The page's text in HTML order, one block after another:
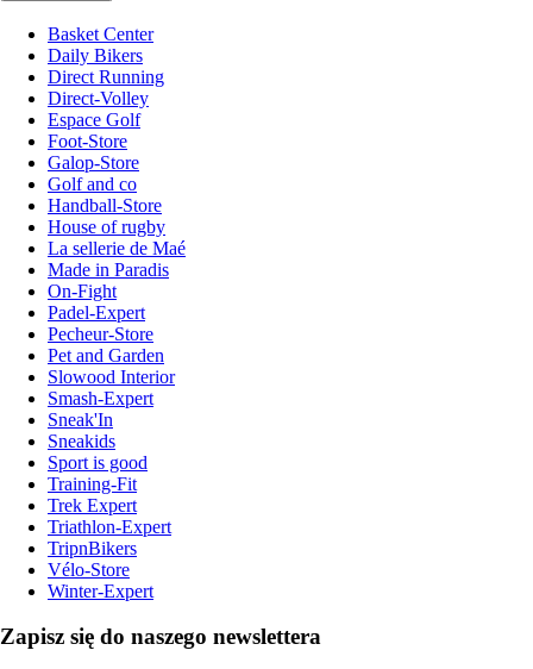
Basket Center
Daily Bikers
Direct Running
Direct-Volley
Espace Golf
Foot-Store
Galop-Store
Golf and co
Handball-Store
House of rugby
La sellerie de Maé
Made in Paradis
On-Fight
Padel-Expert
Pecheur-Store
Pet and Garden
Slowood Interior
Smash-Expert
Sneak'In
Sneakids
Sport is good
Training-Fit
Trek Expert
Triathlon-Expert
TripnBikers
Vélo-Store
Winter-Expert
Zapisz się do naszego newslettera